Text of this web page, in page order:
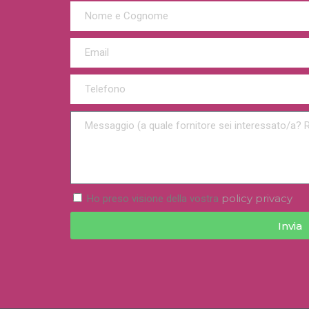
Ho preso visione della vostra policy privacy
Invia